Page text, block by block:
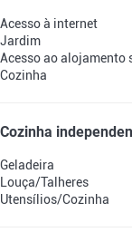
Acesso à internet
Jardim
Acesso ao alojamento
Cozinha
Cozinha
Geladeira
Louça/Talheres
Utensílios/Cozinha